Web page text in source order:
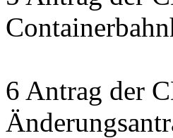
6 Antrag der